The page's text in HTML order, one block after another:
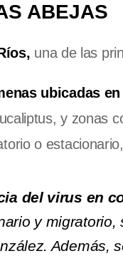
ABEJAS
una de las
ubicadas
y zonas
o
del virus en
y migratorio,
Además,